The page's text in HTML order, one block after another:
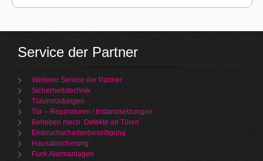
Service der Partner
Weiterer Service der Partner
Sicherheitstechnik
Türumrüstungen
Tür – Reparaturen / Instandsetzungen
Beheben mech. Defekte an Türen
Einbruchschadenbeseitigung
Hausabsicherung
Funk Alarmanlagen